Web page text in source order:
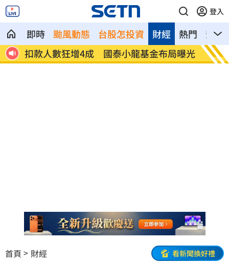
登入
即時 颱風動態 台股怎投資 熱門 影音
財經
12
扣款人數狂增4成 國泰小龍基金布局曝光 車是
費
首頁 財經 看新聞換好禮